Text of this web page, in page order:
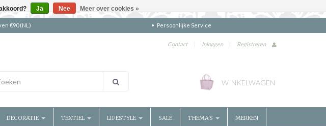
€90 (NL) Persoonlijke Service
Contact | Inloggen | Registreren
WINKELWAGEN
DECORATIE TEXTIEL LIFESTYLE SALE THEMA'S MERKEN
Ja Nee Meer over cookies »